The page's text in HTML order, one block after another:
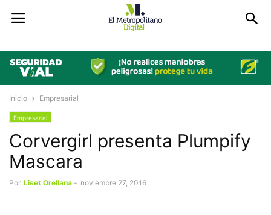
Inicio Empresarial
Empresarial
Corvergirl presenta Plumpify
Mascara
Por Liset Orellana - noviembre 27, 2016